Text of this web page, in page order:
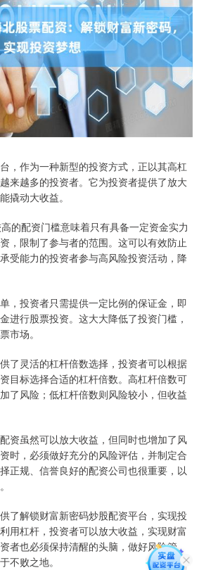
，作为一种新型的投资方式，正以其高杠
来越多的投资者。它为投资者提供了放大
撬动大收益。
的配资门槛意味着只有具备一定资金实力
，限制了参与者的范围。这可以有效防止
受能力的投资者参与高风险投资活动，降
，投资者只需提供一定比例的保证金，即
进行股票投资。这大大降低了投资门槛，
市场。
了灵活的杠杆倍数选择，投资者可以根据
目标选择合适的杠杆倍数。高杠杆倍数可
了风险；低杠杆倍数则风险较小，但收益
资虽然可以放大收益，但同时也增加了风
时，必须做好充分的风险评估，并制定合
正规、信誉良好的配资公司也很重要，以
了解锁财富新密码炒股配资平台，实现投
用杠杆，投资者可以放大收益，实现财富
者也必须保持清醒的头脑，做好风险管
不败之地。